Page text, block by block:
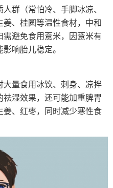
群（常怕冷、手脚冰凉、
、桂圆等温性食材，中和
避免食用薏米，因薏米有
响胎儿稳定。
量食用冰饮、刺身、凉拌
湿效果，还可能加重脾胃
姜、红枣，同时减少寒性食